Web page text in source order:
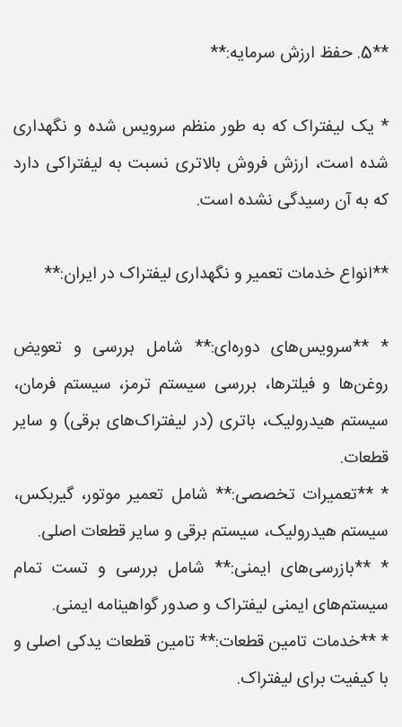
**5. حفظ ارزش سرمایه:**
* یک لیفتراک که به طور منظم سرویس شده و نگهداری
شده است، ارزش فروش بالاتری نسبت به لیفتراکی دارد
که به آن رسیدگی نشده است.
**انواع خدمات تعمیر و نگهداری لیفتراک در ایران:**
* **سرویس‌های دوره‌ای:** شامل بررسی و تعویض
روغن‌ها و فیلترها، بررسی سیستم ترمز، سیستم فرمان،
سیستم هیدرولیک، باتری (در لیفتراک‌های برقی) و سایر
قطعات.
* **تعمیرات تخصصی:** شامل تعمیر موتور، گیربکس،
سیستم هیدرولیک، سیستم برقی و سایر قطعات اصلی.
* **بازرسی‌های ایمنی:** شامل بررسی و تست تمام
سیستم‌های ایمنی لیفتراک و صدور گواهینامه ایمنی.
* **خدمات تامین قطعات:** تامین قطعات یدکی اصلی و
با کیفیت برای لیفتراک.